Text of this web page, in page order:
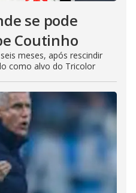
se pode
Coutinho
meses, após rescindir
como alvo do Tricolor